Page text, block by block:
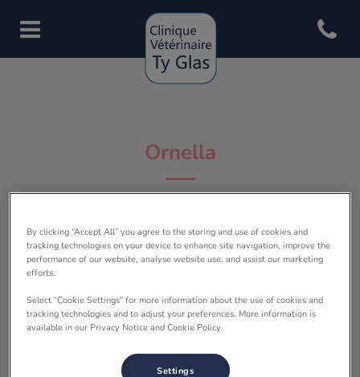
Page d'accueil de Clinique
Open
Ornella
ASV
By clicking “Accept All” you agree to the storing and use of cookies and
tracking technologies on your device to enhance site navigation, improve the
performance of our website, analyse website use, and assist our marketing
efforts.
Select “Cookie Settings” for more information about the use of cookies and
tracking technologies and to adjust your preferences. More information is
available in our Privacy Notice and Cookie Policy.
Settings